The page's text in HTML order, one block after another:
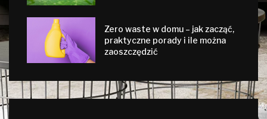
Zero waste w domu – jak zacząć,
praktyczne porady i ile można
zaoszczędzić